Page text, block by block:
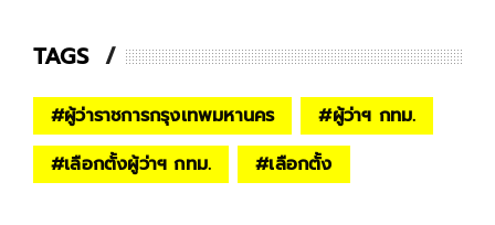
TAGS
#ผู้ว่าราชการกรุงเทพมหานคร #ผู้ว่าฯ กทม.
#เลือกตั้งผู้ว่าฯ กทม. #เลือกตั้ง